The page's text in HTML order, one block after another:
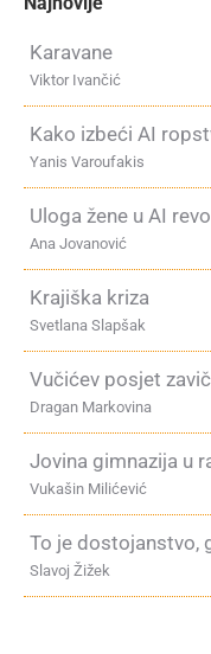
Karavane
Viktor Ivančić
Kako izbeći AI
Yanis Varoufakis
Uloga žene u AI
Ana Jovanović
Krajiška kriza
Svetlana Slapšak
Vučićev posjet
Dragan Markovina
Jovina gimnazija u
Vukašin Milićević
To je dostojanstvo,
Slavoj Žižek